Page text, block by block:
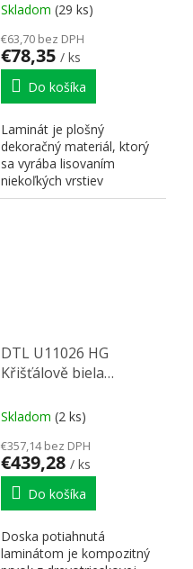
Skladom (29 ks)
€63,70 bez DPH
€78,35 / ks
Do košíka
Laminát je plošný
dekoračný materiál, ktorý
sa vyrába lisovaním
niekoľkých vrstiev
jadrového a dekoračného
DTL U11026 HG
Křišťálově biela
Skladom (2 ks)
€357,14 bez DPH
€439,28 / ks
Do košíka
Doska potiahnutá
laminátom je kompozitný